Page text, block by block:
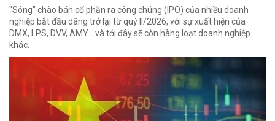
"Sóng" chào bán cổ phần ra công chúng (IPO) của nhiều doanh
nghiệp bắt đầu dâng trở lại từ quý II/2026, với sự xuất hiện của
DMX, LPS, DVV, AMY... và tới đây sẽ còn hàng loạt doanh nghiệp
khác.